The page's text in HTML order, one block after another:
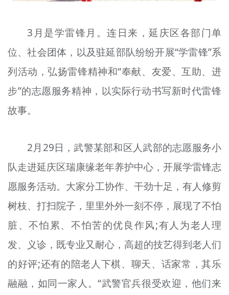
资料库
+
3月是学雷锋月。连日来，延庆区各部门单
位、社会团体，以及驻延部队纷纷开展“学雷锋”系
列活动，弘扬雷锋精神和“奉献、友爱、互助、进
步”的志愿服务精神，以实际行动书写新时代雷锋
故事。
2月29日，武警某部和区人武部的志愿服务小
队走进延庆区瑞康缘老年养护中心，开展学雷锋志
愿服务活动。大家分工协作、干劲十足，有人修剪
树枝、打扫院子，里里外外一刻不停，展现了不怕
脏、不怕累、不怕苦的优良作风;有人为老人理
发、义诊，既专业又耐心，高超的技艺得到老人们
的好评;还有的陪老人下棋、聊天、话家常，其乐
融融，如同一家人。“武警官兵很受欢迎，他们来